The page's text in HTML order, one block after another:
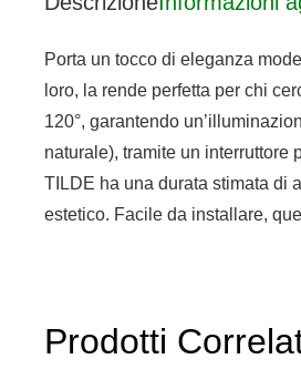
Porta un tocco di eleganza
loro, la rende perfetta per chi
120°, garantendo
naturale), tramite un
TILDE ha una durata stimata di
estetico. Facile da installare,
Prodotti